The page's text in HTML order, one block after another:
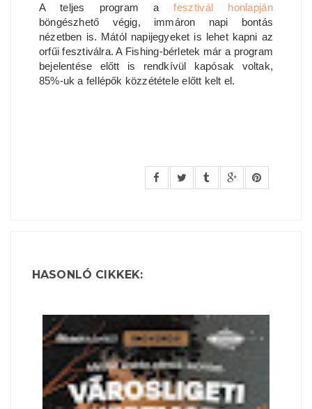
A teljes program afesztivál honlapján
böngészhető végig, immáron napi bontás
nézetben is. Mától napijegyeket is lehet kapni az
orfűi fesztiválra. A Fishing-bérletek már a program
bejelentése előtt is rendkívül kapósak voltak,
85%-uk a fellépők közzététele előtt kelt el.
HASONLÓ CIKKEK: